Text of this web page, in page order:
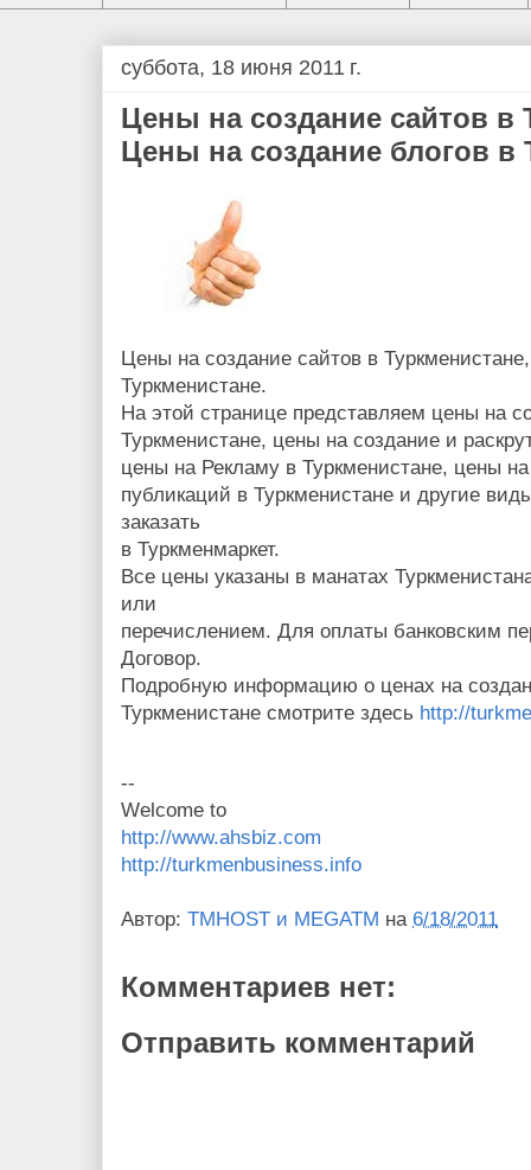
суббота, 18 июня 2011 г.
Цены на создание сайтов в
Цены на создание блогов в
Цены на создание сайтов в
Туркменистане.
На этой странице представляем цены на
Туркменистане, цены на создание и
цены на Рекламу в Туркменистане, цены
публикаций в Туркменистане и другие
заказать
в Туркменмаркет.
Все цены указаны в манатах
или
перечислением. Для оплаты банковским
Договор.
Подробную информацию о ценах на
Туркменистане смотрите здесь http://
--
Welcome to
http://www.ahsbiz.com
http://turkmenbusiness.info
Автор: TMHOST и MEGATM на 6/18/2011
Комментариев нет:
Отправить комментарий